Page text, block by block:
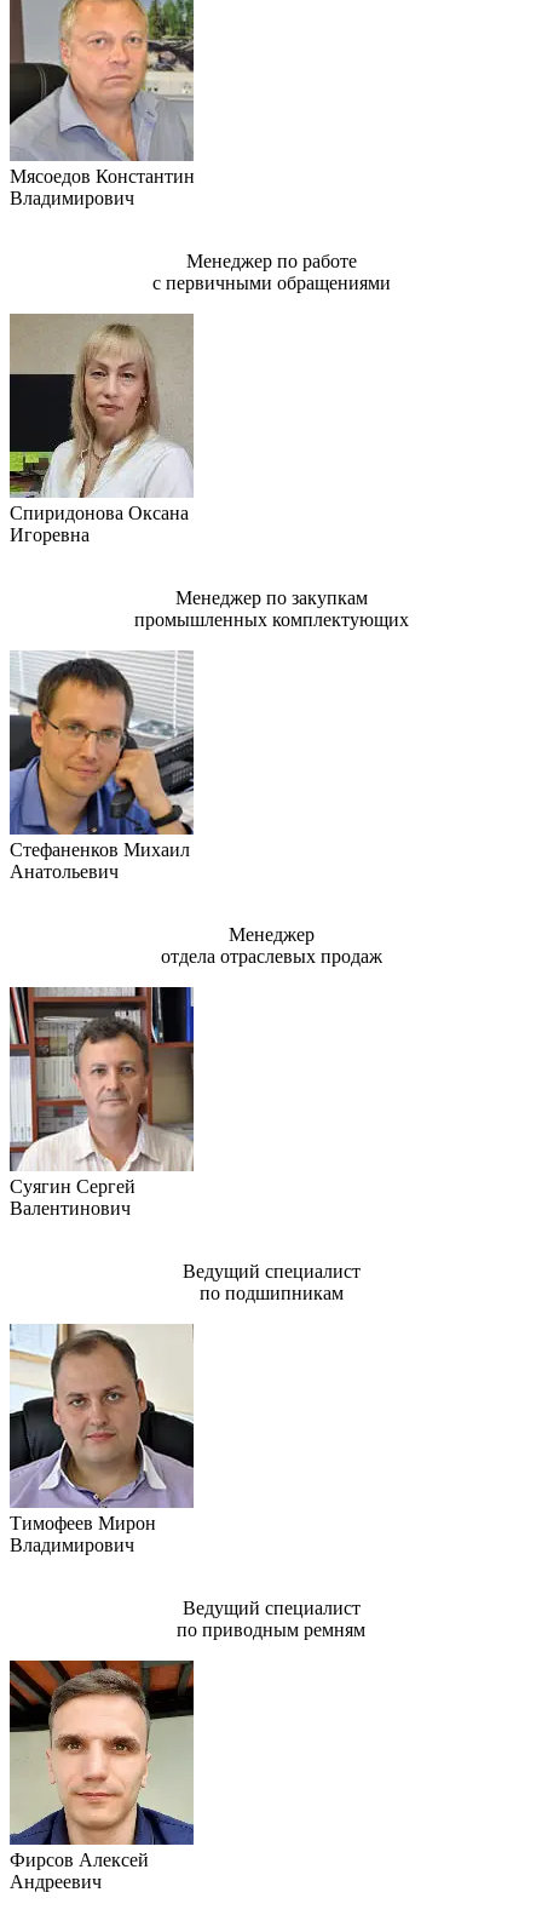
Мясоедов Константин
Владимирович
Менеджер по работе
с первичными обращениями
Спиридонова Оксана
Игоревна
Менеджер по закупкам
промышленных комплектующих
Стефаненков Михаил
Анатольевич
Менеджер
отдела отраслевых продаж
Суягин Сергей
Валентинович
Ведущий специалист
по подшипникам
Тимофеев Мирон
Владимирович
Ведущий специалист
по приводным ремням
Фирсов Алексей
Андреевич